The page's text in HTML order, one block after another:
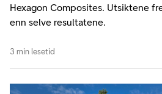
Hexagon Composites. Utsiktene
enn selve resultatene.
3 min lesetid